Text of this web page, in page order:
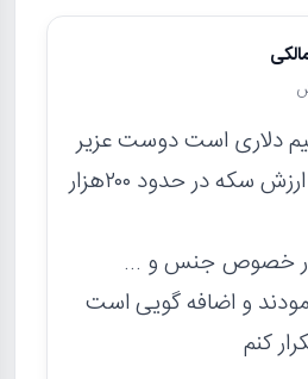
دلاری است دوست عزیر
از نظر بنده ارزش سکه در حدود ۲۰۰هزار
در خصوص جنس و ...
و اضافه گویی است
کنم